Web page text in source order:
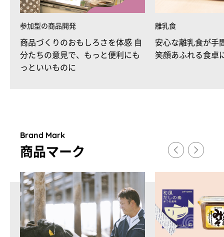
参加型の商品開発
商品づくりのおもしろさを体感 自
分たちの意見で、もっと便利にも
っといいものに
離乳食
安心な離乳食が手
笑顔あふれる食卓
Brand Mark
商品マーク